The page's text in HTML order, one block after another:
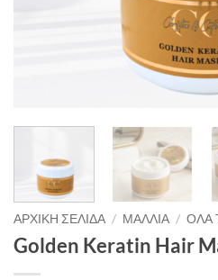
ΑΡΧΙΚΉ ΣΕΛΊΔΑ / ΜΑΛΛΙΆ / ΌΛΑ
Golden Keratin Hair